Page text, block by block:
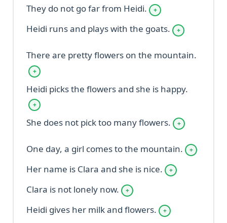
They do not go far from Heidi. +
Heidi runs and plays with the goats. +
There are pretty flowers on the mountain.
+
Heidi picks the flowers and she is happy.
+
She does not pick too many flowers. +
One day, a girl comes to the mountain. +
Her name is Clara and she is nice. +
Clara is not lonely now. +
Heidi gives her milk and flowers. +